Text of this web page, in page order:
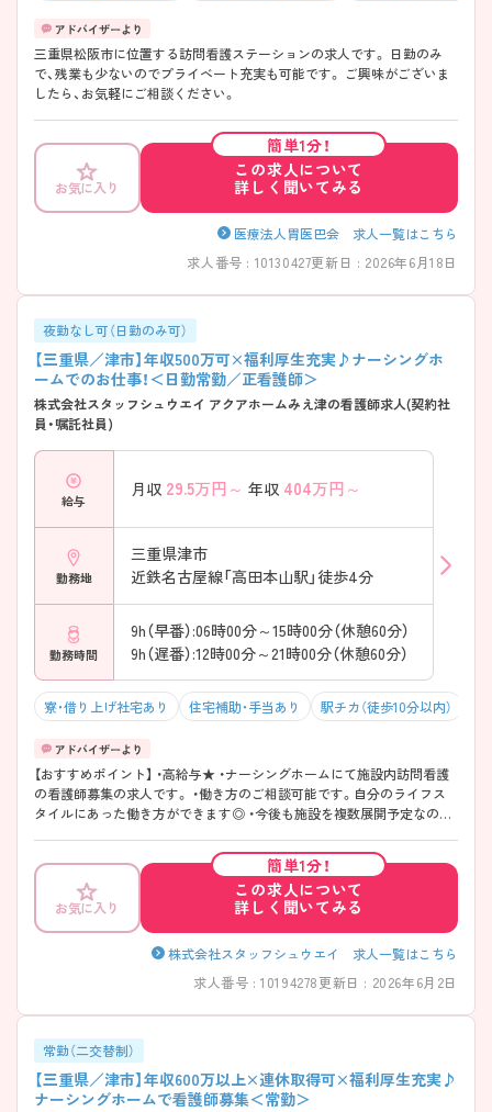
三重県松阪市に位置する訪問看護ステーションの求人です。 日勤のみ
で、残業も少ないのでプライベート充実も可能です。 ご興味がございま
したら、お気軽にご相談ください。
お気に入り
簡単1分！
この求人について
詳しく聞いてみる
医療法人胃医巴会 求人一覧はこちら
求人番号 : 10130427更新日 : 2026年6月18日
夜勤なし可（日勤のみ可）
【三重県／津市】年収500万可×福利厚生充実♪ナーシングホ
ームでのお仕事！＜日勤常勤／正看護師＞
株式会社スタッフシュウエイ アクアホームみえ津の看護師求人(契約社
員・嘱託社員)
給与
月収 29.5万円～ 年収 404万円～
勤務地
三重県津市
近鉄名古屋線「高田本山駅」徒歩4分
勤務時間
9h（早番）:06時00分～15時00分（休憩60分）
9h（遅番）:12時00分～21時00分（休憩60分）
寮・借り上げ社宅あり 住宅補助・手当あり 駅チカ（徒歩10分以内）
【おすすめポイント】 ・高給与★ ・ナーシングホームにて施設内訪問看護
の看護師募集の求人です。 ・働き方のご相談可能です。自分のライフス
タイルにあった働き方ができます◎ ・今後も施設を複数展開予定なの
は、お気軽にお問い合わせください！
お気に入り
簡単1分！
この求人について
詳しく聞いてみる
株式会社スタッフシュウエイ 求人一覧はこちら
求人番号 : 10194278更新日 : 2026年6月2日
常勤（二交替制）
【三重県／津市】年収600万以上×連休取得可×福利厚生充実♪
ナーシングホームで看護師募集＜常勤＞